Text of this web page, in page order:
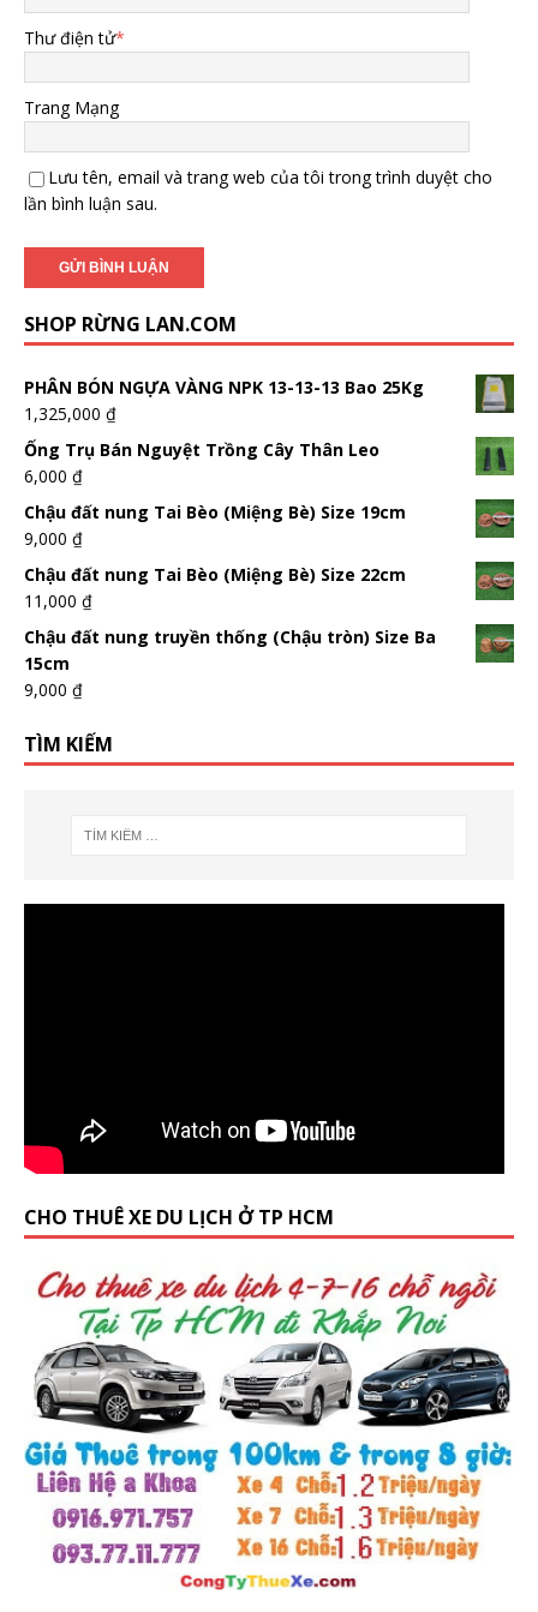
Thư điện tử*
Trang Mạng
Lưu tên, email và trang web của tôi trong trình duyệt cho
lần bình luận sau.
SHOP RỪNG LAN.COM
PHÂN BÓN NGỰA VÀNG NPK 13-13-13 Bao 25Kg
1,325,000 ₫
Ống Trụ Bán Nguyệt Trồng Cây Thân Leo
6,000 ₫
Chậu đất nung Tai Bèo (Miệng Bè) Size 19cm
9,000 ₫
Chậu đất nung Tai Bèo (Miệng Bè) Size 22cm
11,000 ₫
Chậu đất nung truyền thống (Chậu tròn) Size Ba
15cm
9,000 ₫
TÌM KIẾM
CHO THUÊ XE DU LỊCH Ở TP HCM